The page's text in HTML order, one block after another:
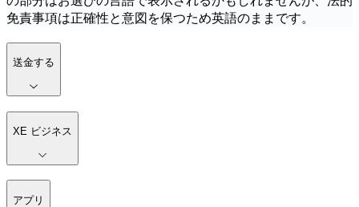
免責事項は正確性と意図を保つため英語のままです。
送金する
XE ビジネス
アプリ